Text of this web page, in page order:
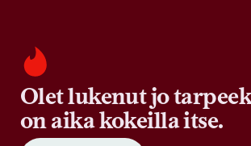
Olet lukenut jo
on aika kokeilla itse.